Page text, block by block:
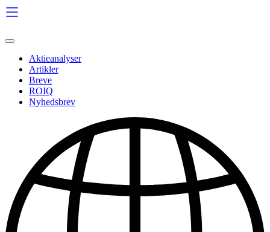
Videre
til
Aktieanalyser
Artikler
Breve
ROIQ
Nyhedsbrev